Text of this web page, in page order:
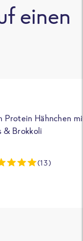
einen
Protein Hähnchen
& Brokkoli
(13)